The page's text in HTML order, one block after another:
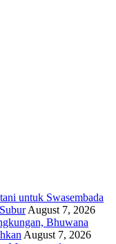
untuk Swasembada
August 7, 2026
Bhuwana
August 7, 2026